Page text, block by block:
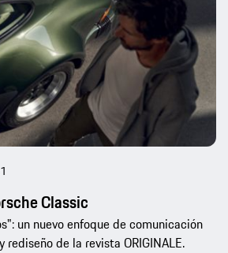
Classic
un nuevo enfoque de comunicación
rediseño de la revista ORIGINALE.